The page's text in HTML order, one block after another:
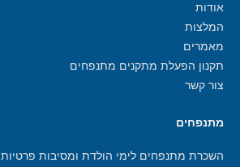
אודות
המלצות
מאמרים
תקנון הפעלת מתקנים מתנפחים
צור קשר
מתנפחים
השכרת מתנפחים לימי הולדת ומסיבות פרטיות